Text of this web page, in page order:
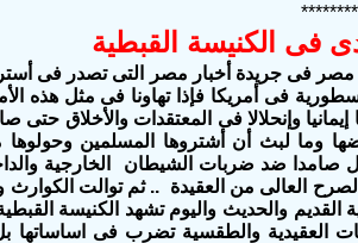
فى جريدة أخبار مصر التى تصدر فى
فى أمريكا فإذا تهاونا فى مثل هذه
وإنحلالا فى المعتقدات والأخلاق حتى
وما لبث أن أشتروها المسلمين
صامدا ضد ضربات الشيطان الخارجية
العالى من العقيدة .. ثم توالت الكوارث
القديم والحديث واليوم تشهد الكنيسة
العقيدية والطقسية تضرب فى اساساتها